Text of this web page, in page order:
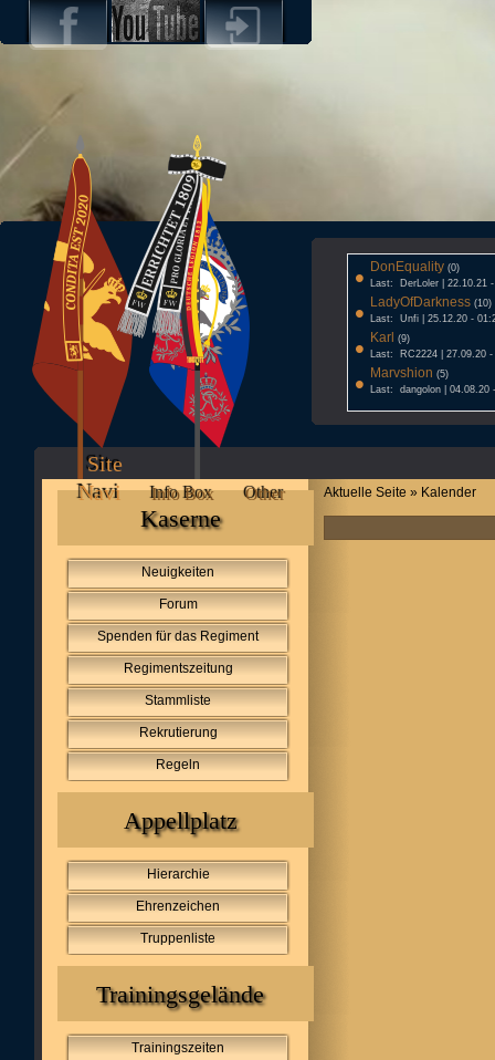
• DonEquality (0)
Last: DerLoler | 22.10.21
• LadyOfDarkness (10)
Last: Unfi | 25.12.20 -
• Karl (9)
Last: RC2224 | 27.09.20 -
• Marvshion (5)
Last: dangolon | 04.08.20
Site
Navi
Info Box Other
Kaserne
Neuigkeiten
Forum
Spenden für das Regiment
Regimentszeitung
Stammliste
Rekrutierung
Regeln
Appellplatz
Hierarchie
Ehrenzeichen
Truppenliste
Trainingsgelände
Trainingszeiten
Aktuelle Seite » Kalender